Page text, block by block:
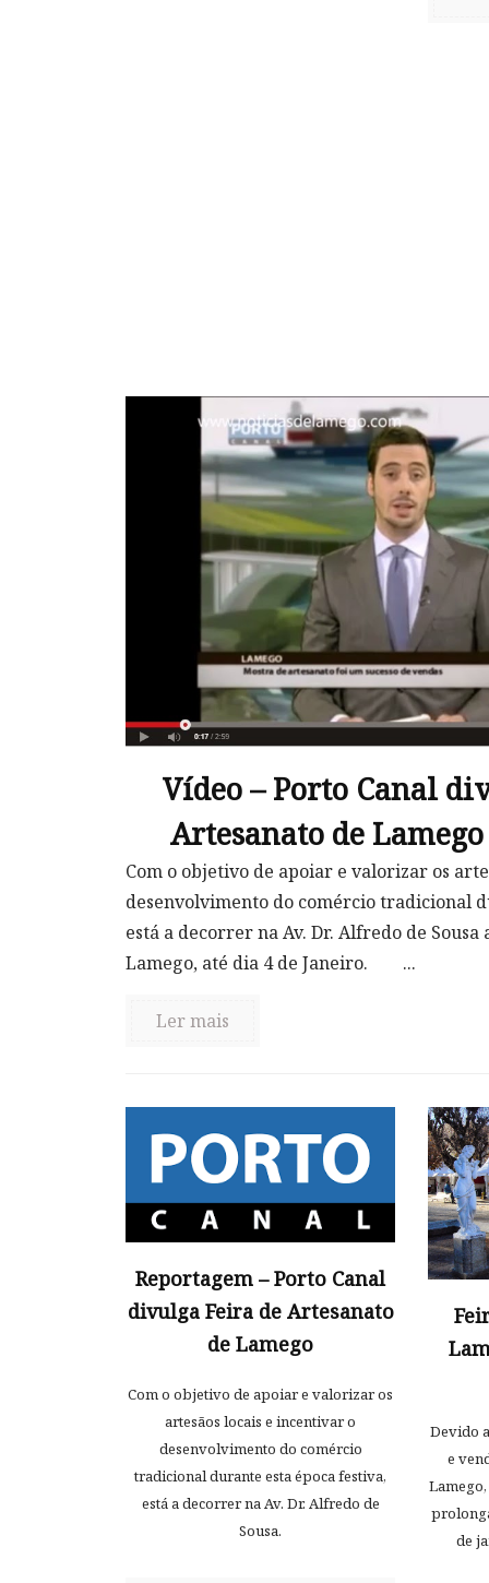
Vídeo – Porto Canal
Artesanato de
Com o objetivo de apoiar e valorizar os
desenvolvimento do comércio tradicional
está a decorrer na Av. Dr. Alfredo de
Lamego, até dia 4 de Janeiro. ...
Ler mais
Reportagem – Porto Canal
divulga Feira de Artesanato
de Lamego
Com o objetivo de apoiar e valorizar os
artesãos locais e incentivar o
desenvolvimento do comércio
tradicional durante esta época festiva,
está a decorrer na Av. Dr. Alfredo de
Sousa.
Devido
e
de